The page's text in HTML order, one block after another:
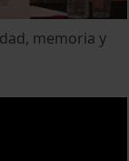
memoria y